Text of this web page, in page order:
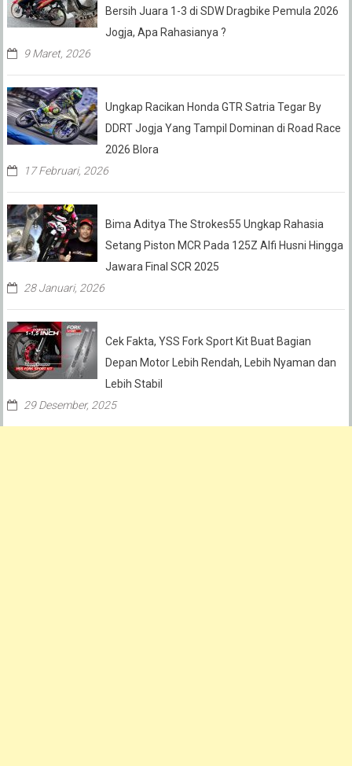
Bersih Juara 1-3 di SDW Dragbike Pemula 2026
Jogja, Apa Rahasianya ?
9 Maret, 2026
Ungkap Racikan Honda GTR Satria Tegar By
DDRT Jogja Yang Tampil Dominan di Road Race
2026 Blora
17 Februari, 2026
Bima Aditya The Strokes55 Ungkap Rahasia
Setang Piston MCR Pada 125Z Alfi Husni Hingga
Jawara Final SCR 2025
28 Januari, 2026
Cek Fakta, YSS Fork Sport Kit Buat Bagian
Depan Motor Lebih Rendah, Lebih Nyaman dan
Lebih Stabil
29 Desember, 2025